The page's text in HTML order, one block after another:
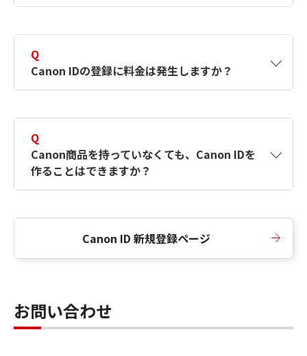
択したサービスから取得します。アカウントを
簡単に作成できるように、この情報を使用して
Canon IDの登録フォームを入力します。
Q
Canon IDの登録に料金は発生しますか？
Q
Canon商品を持っていなくても、Canon IDを
作ることはできますか？
Canon ID 新規登録ページ
お問い合わせ